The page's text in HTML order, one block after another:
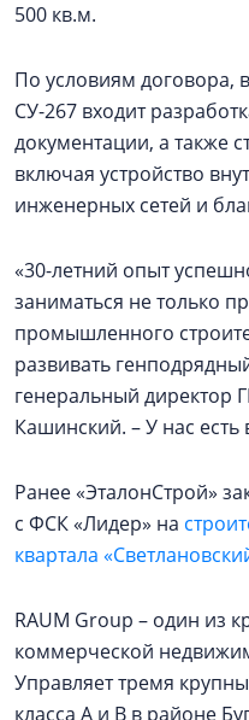
500 кв.м.
По условиям договора,
СУ-267 входит
документации, а также
включая устройство
инженерных сетей и
«30-летний опыт
заниматься не только
промышленного
развивать
генеральный директор
Кашинский. – У нас
Ранее «ЭталонСтрой»
с ФСК «Лидер» на
квартала
RAUM Group – один из
коммерческой
Управляет тремя
класса А и В в районе